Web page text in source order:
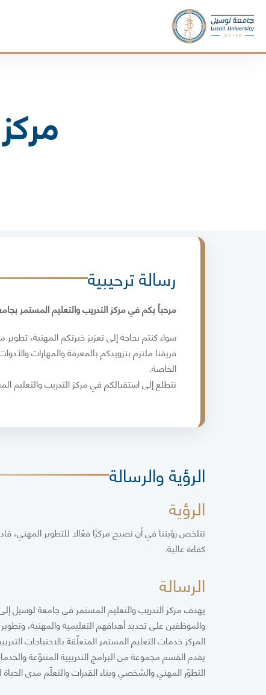
رسالة ترحيبية
مرحباً بكم في مركز التدريب والتعليم المستمر
سواء كنتم بحاجة إلى تعزيز خبرتكم المهنية،
فريقنا ملتزم بتزويدكم بالمعرفة والمهارات
الخاصة.
نتطلع إلى استقبالكم في مركز التدريب والتعليم
الرؤية والرسالة
الرؤية
تتلخص رؤيتنا في أن نصبح مركزًا فعّالا للتطوير المهني،
كفاءة عالية.
الرسالة
يهدف مركز التدريب والتعليم المستمر في جامعة لوسيل
والموظفين على تحديد أهدافهم التعليمية والمهنية،
المركز خدمات التعليم المستمر المتعلّقة بالاحتياجات
يقدم القسم مجموعة من البرامج التدريبية المتنوّعة
التطوّر المهني والشخصي وبناء القدرات والتعلّم مدى الحياة